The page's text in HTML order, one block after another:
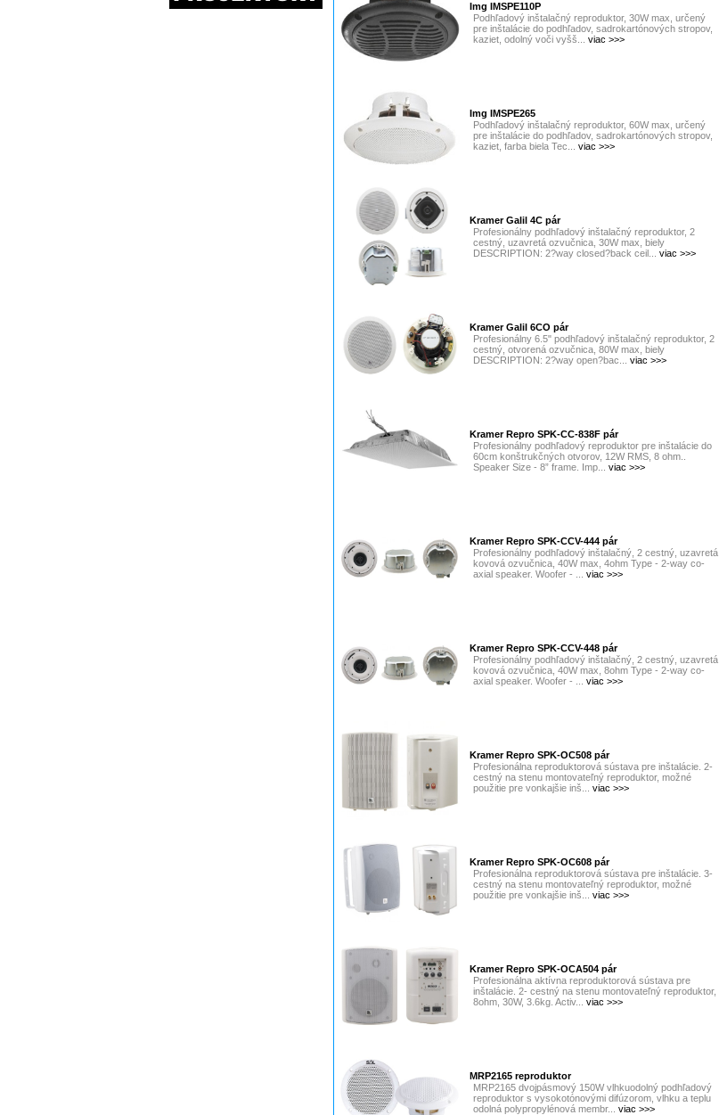
Img IMSPE110P
Podhľadový inštalačný reproduktor, 30W max, určený
pre inštalácie do podhľadov, sadrokartónových stropov,
kaziet, odolný voči vyšš... viac >>>
Img IMSPE265
Podhľadový inštalačný reproduktor, 60W max, určený
pre inštalácie do podhľadov, sadrokartónových stropov,
kaziet, farba biela Tec... viac >>>
Kramer Galil 4C pár
Profesionálny podhľadový inštalačný reproduktor, 2
cestný, uzavretá ozvučnica, 30W max, biely
DESCRIPTION: 2?way closed?back ceil... viac >>>
Kramer Galil 6CO pár
Profesionálny 6.5" podhľadový inštalačný reproduktor, 2
cestný, otvorená ozvučnica, 80W max, biely
DESCRIPTION: 2?way open?bac... viac >>>
Kramer Repro SPK-CC-838F pár
Profesionálny podhľadový reproduktor pre inštalácie do
60cm konštrukčných otvorov, 12W RMS, 8 ohm..
Speaker Size - 8” frame. Imp... viac >>>
Kramer Repro SPK-CCV-444 pár
Profesionálny podhľadový inštalačný, 2 cestný, uzavretá
kovová ozvučnica, 40W max, 4ohm Type - 2-way co-
axial speaker. Woofer - ... viac >>>
Kramer Repro SPK-CCV-448 pár
Profesionálny podhľadový inštalačný, 2 cestný, uzavretá
kovová ozvučnica, 40W max, 8ohm Type - 2-way co-
axial speaker. Woofer - ... viac >>>
Kramer Repro SPK-OC508 pár
Profesionálna reproduktorová sústava pre inštalácie. 2-
cestný na stenu montovateľný reproduktor, možné
použitie pre vonkajšie inš... viac >>>
Kramer Repro SPK-OC608 pár
Profesionálna reproduktorová sústava pre inštalácie. 3-
cestný na stenu montovateľný reproduktor, možné
použitie pre vonkajšie inš... viac >>>
Kramer Repro SPK-OCA504 pár
Profesionálna aktívna reproduktorová sústava pre
inštalácie. 2- cestný na stenu montovateľný reproduktor,
8ohm, 30W, 3.6kg. Activ... viac >>>
MRP2165 reproduktor
MRP2165 dvojpásmový 150W vlhkuodolný podhľadový
reproduktor s vysokotónovými difúzorom, vlhku a teplu
odolná polypropylénová membr... viac >>>